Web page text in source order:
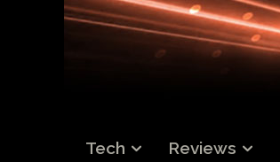
Tech Reviews